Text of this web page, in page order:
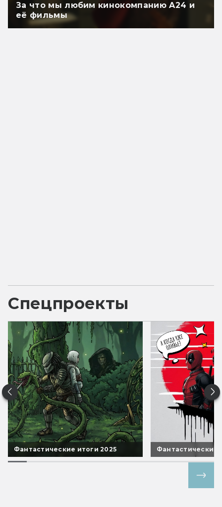
За что мы любим кинокомпанию A24 и
её фильмы
Спецпроекты
Фантастические итоги 2025 Фантастические